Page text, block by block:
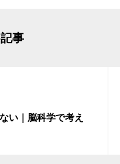
事
い｜脳科学で考え